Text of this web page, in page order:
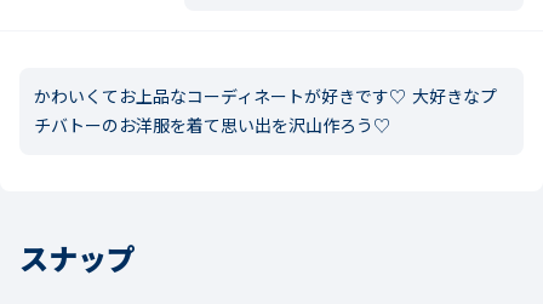
かわいくてお上品なコーディネートが好きです♡ 大好きなプ
チバトーのお洋服を着て思い出を沢山作ろう♡
スナップ